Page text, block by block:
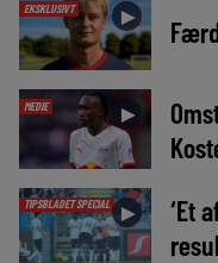
EKSKLUSIVT ►
MEDIE ►
TIPSBLADET SPECIAL ►
‘Et